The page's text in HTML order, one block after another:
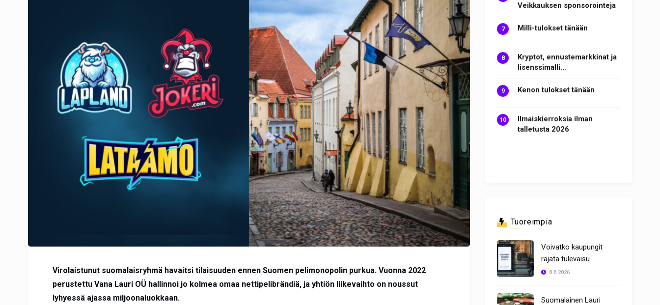
Virolaistunut suomalaisryhmä havaitsi tilaisuuden ennen Suomen pelimonopolin purkua. Vuonna 2022
perustettu Vana Lauri OÜ hallinnoi jo kolmea omaa nettipelibrändiä, ja yhtiön liikevaihto on noussut
lyhyessä ajassa miljoonaluokkaan.
Veikkauksen sponsorointeja
Milli-tulokset tänään
Kryptot, ennustemarkkinat ja
lisenssimalli…
Kenon tulokset tänään
Ilmaiskierroksia ilman
talletusta 2026
Tuoreimpia
Voivatko kaupungit
rajata tulevaisu ..
8.8.2026
Suomalainen Lauri